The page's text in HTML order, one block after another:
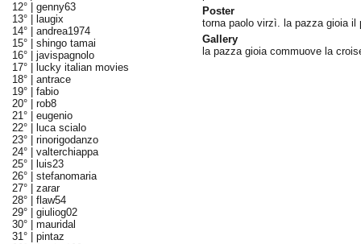
12° | genny63
13° |
laugix
14° | andrea1974
15° | shingo tamai
16° | javispagnolo
17° |
lucky italian movies
18° | antrace
19° | fabio
20° | rob8
21° | eugenio
22° |
luca scialo
23° | rinorigodanzo
24° | valterchiappa
25° |
luis23
26° | stefanomaria
27° | zarar
28° | flaw54
29° | giuliog02
30° | mauridal
31° | pintaz
Poster
torna paolo virzì. la pazza gioia il
Gallery
la pazza gioia commuove la